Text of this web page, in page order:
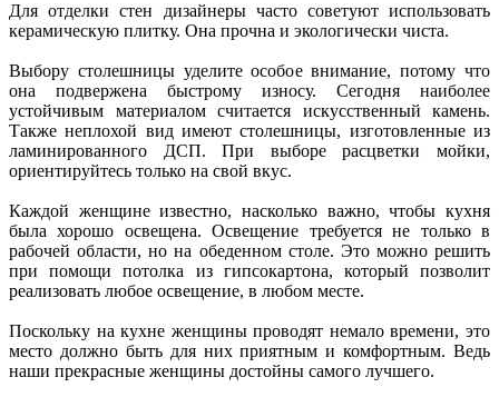
Для отделки стен дизайнеры часто советуют использовать
керамическую плитку. Она прочна и экологически чиста.
Выбору столешницы уделите особое внимание, потому что
она подвержена быстрому износу. Сегодня наиболее
устойчивым материалом считается искусственный камень.
Также неплохой вид имеют столешницы, изготовленные из
ламинированного ДСП. При выборе расцветки мойки,
ориентируйтесь только на свой вкус.
Каждой женщине известно, насколько важно, чтобы кухня
была хорошо освещена. Освещение требуется не только в
рабочей области, но на обеденном столе. Это можно решить
при помощи потолка из гипсокартона, который позволит
реализовать любое освещение, в любом месте.
Поскольку на кухне женщины проводят немало времени, это
место должно быть для них приятным и комфортным. Ведь
наши прекрасные женщины достойны самого лучшего.